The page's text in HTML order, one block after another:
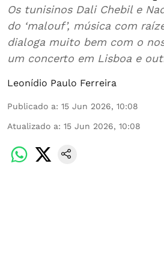
Os tunisinos Dali Chebil e
do ‘malouf’, música com
dialoga muito bem com o
um concerto em Lisboa e
Leonídio Paulo Ferreira
Publicado a: 15 Jun 2026, 10:08
Atualizado a: 15 Jun 2026, 10:08